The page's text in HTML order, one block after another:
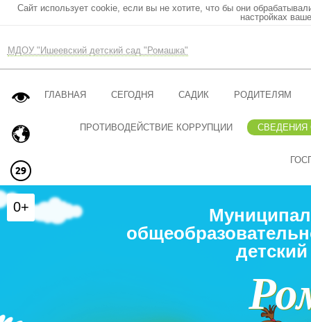
Сайт использует cookie, если вы не хотите, что бы они
настройках
МДОУ "Ишеевский детский сад "Ромашка"
ГЛАВНАЯ СЕГОДНЯ САДИК РОДИТЕЛЯМ
ПРОТИВОДЕЙСТВИЕ КОРРУПЦИИ СВЕДЕНИЯ
0+